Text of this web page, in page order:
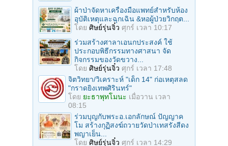
ผ้าป่าจัดหาเครื่องมือแพทย์สำหรับห้อง
อุบัติเหตุและฉุกเฉิน &หอผู้ป่วยวิกฤต...
โดย ศิษย์รุ่นจิ๋ว ศุกร์ เวลา 10:17
ร่วมสร้างศาลาเอนกประสงค์ ใช้
ประกอบพิธีกรรมทางศาสนา จัด
กิจกรรมของวัดขวาง...
โดย ศิษย์รุ่นจิ๋ว ศุกร์ เวลา 17:48
จิตวิทยา/วิเคราะห์ "เด็ก 14" ก่อเหตุสลด
"กราดยิงเทพศิรินทร์"
โดย ยะธาพุทโมนะ เมื่อวาน เวลา
08:15
ร่วมบุญกับพระอ.เอกลักษณ์ ปัญญาค
โม สร้างกุฏิสงฆ์ถวายวัดป่าเทสรังสีดง
พญาเย็น...
โดย ศิษย์รุ่นจิ๋ว ศุกร์ เวลา 14:29